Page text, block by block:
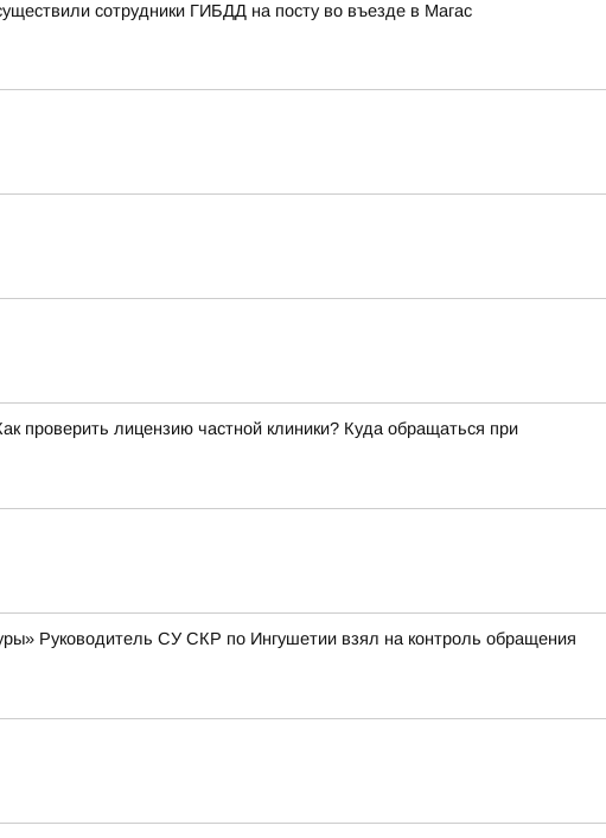
сотрудники ГИБДД на посту во въезде в Магас
проверить лицензию частной клиники? Куда обращаться при
Руководитель СУ СКР по Ингушетии взял на контроль обращения